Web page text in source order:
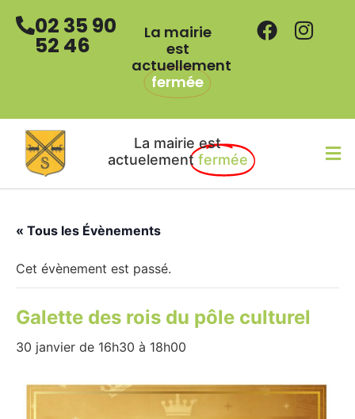
02 35 90
52 46
La mairie
est
actuellement
fermée
La mairie est
actuelement fermée
« Tous les Évènements
Cet évènement est passé.
Galette des rois du pôle culturel
30 janvier de 16h30 à 18h00